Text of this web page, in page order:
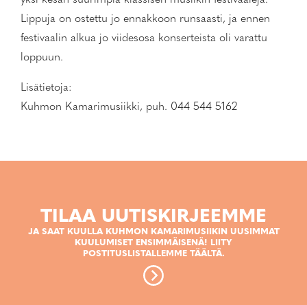
Lippuja on ostettu jo ennakkoon runsaasti, ja ennen
festivaalin alkua jo viidesosa konserteista oli varattu
loppuun.
Lisätietoja:
Kuhmon Kamarimusiikki, puh. 044 544 5162
TILAA UUTISKIRJEEMME
JA SAAT KUULLA KUHMON KAMARIMUSIIKIN UUSIMMAT
KUULUMISET ENSIMMÄISENÄ! LIITY
POSTITUSLISTALLEMME TÄÄLTÄ.